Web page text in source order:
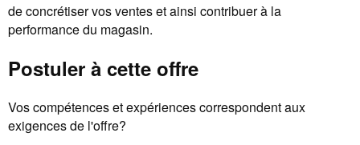
de concrétiser vos ventes et ainsi contribuer à la
performance du magasin.
Postuler à cette offre
Vos compétences et expériences correspondent aux
exigences de l'offre?